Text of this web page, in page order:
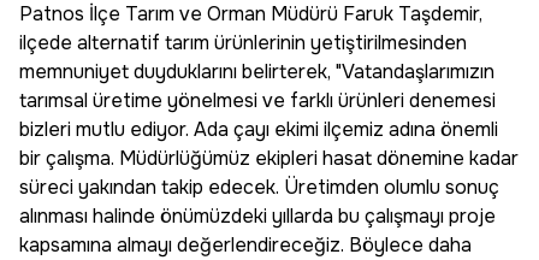
Patnos İlçe Tarım ve Orman Müdürü Faruk Taşdemir,
ilçede alternatif tarım ürünlerinin yetiştirilmesinden
memnuniyet duyduklarını belirterek, "Vatandaşlarımızın
tarımsal üretime yönelmesi ve farklı ürünleri denemesi
bizleri mutlu ediyor. Ada çayı ekimi ilçemiz adına önemli
bir çalışma. Müdürlüğümüz ekipleri hasat dönemine kadar
süreci yakından takip edecek. Üretimden olumlu sonuç
alınması halinde önümüzdeki yıllarda bu çalışmayı proje
kapsamına almayı değerlendireceğiz. Böylece daha